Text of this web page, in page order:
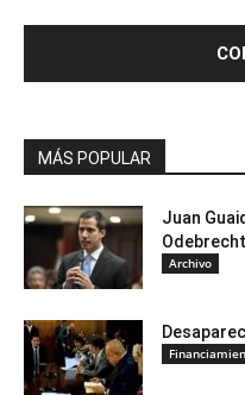
MÁS POPULAR
Juan
Archivo